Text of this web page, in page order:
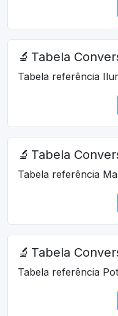
🔬 Tabela
Tabela referência
🔬 Tabela
Tabela referência
🔬 Tabela
Tabela referência